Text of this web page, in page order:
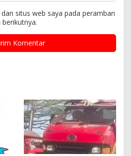
situs web saya pada peramban